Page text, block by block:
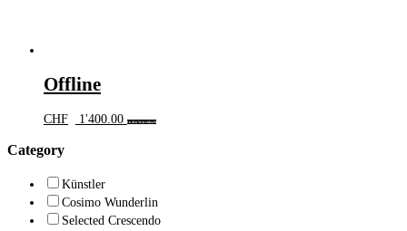
Offline
CHF 1'400.00 In den Warenkorb
Category
Künstler
Cosimo Wunderlin
Selected Crescendo